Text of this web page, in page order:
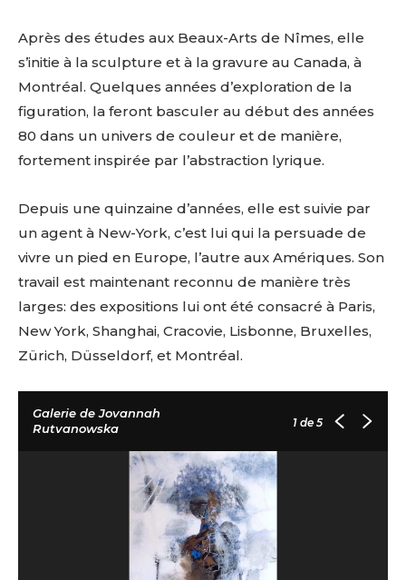
Après des études aux Beaux-Arts de Nîmes, elle
s’initie à la sculpture et à la gravure au Canada, à
Montréal. Quelques années d’exploration de la
figuration, la feront basculer au début des années
80 dans un univers de couleur et de manière,
fortement inspirée par l’abstraction lyrique.
Depuis une quinzaine d’années, elle est suivie par
un agent à New-York, c’est lui qui la persuade de
vivre un pied en Europe, l’autre aux Amériques. Son
travail est maintenant reconnu de manière très
larges: des expositions lui ont été consacré à Paris,
New York, Shanghai, Cracovie, Lisbonne, Bruxelles,
Zürich, Düsseldorf, et Montréal.
Galerie de Jovannah
Rutvanowska
1 de 5